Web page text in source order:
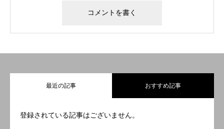
CONTACT お問い合わせ
最近の記事 おすすめ記事
登録されている記事はございません。